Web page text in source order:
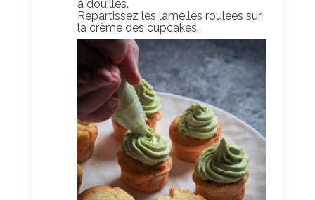
à douilles.
Répartissez les lamelles roulées sur
la crème des cupcakes.